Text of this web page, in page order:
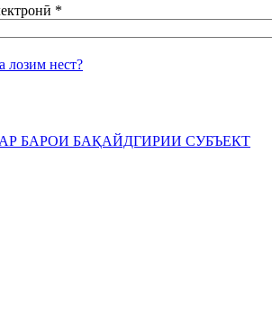
*
лозим нест?
БАРОИ БАҚАЙДГИРИИ СУБЪЕКТ